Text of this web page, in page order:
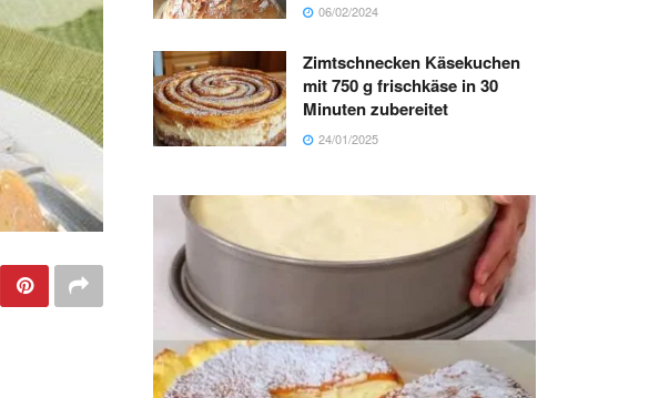
06/02/2024
Zimtschnecken Käsekuchen
mit 750 g frischkäse in 30
Minuten zubereitet
24/01/2025